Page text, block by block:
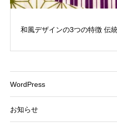
和風デザインの3つの特徴 伝
WordPress
お知らせ